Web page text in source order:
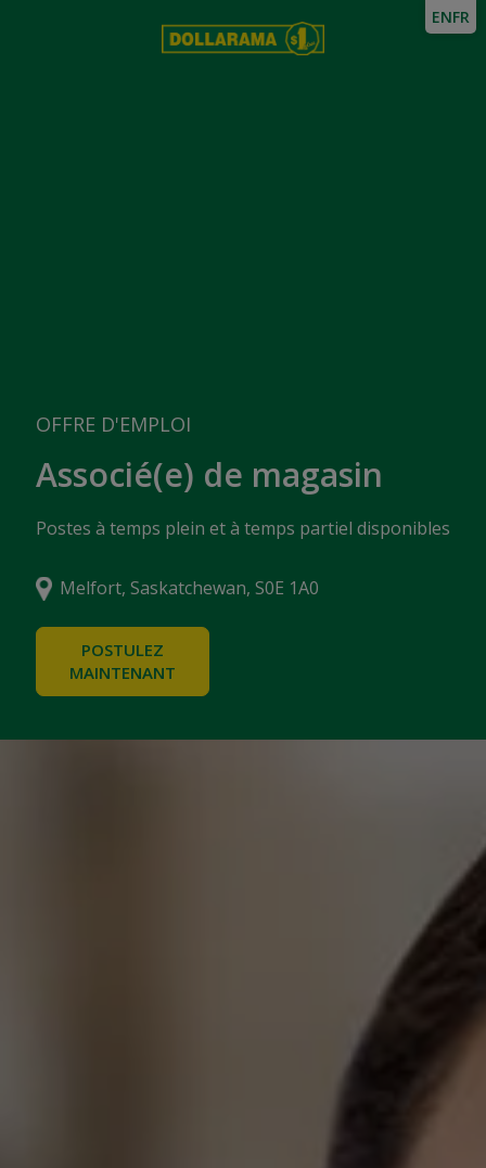
OFFRE D'EMPLOI
Associé(e) de magasin
Postes à temps plein et à temps partiel disponibles
Melfort, Saskatchewan, S0E 1A0
POSTULEZ
MAINTENANT
ENFR